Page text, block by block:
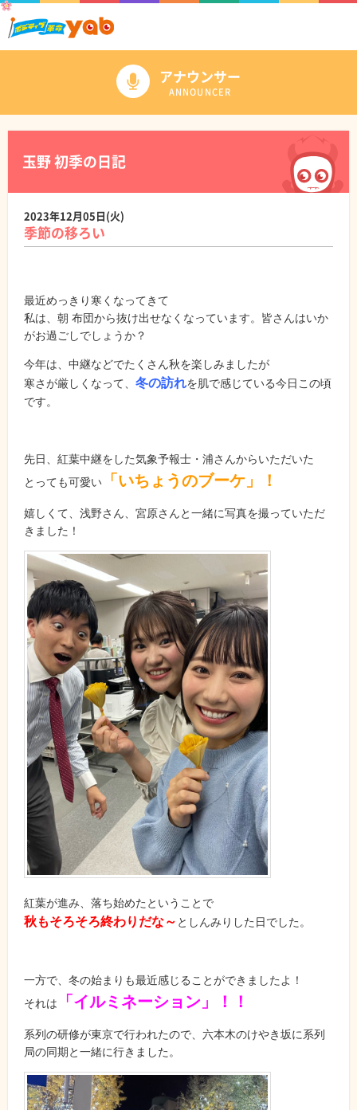
アナウンサー
ANNOUNCER
玉野 初季の日記
2023年12月05日(火)
季節の移ろい
最近めっきり寒くなってきて
私は、朝 布団から抜け出せなくなっています。皆さんはいか
がお過ごしでしょうか？
今年は、中継などでたくさん秋を楽しみましたが
寒さが厳しくなって、 冬の訪れを肌で感じている今日この頃
です。
先日、紅葉中継をした気象予報士・浦さんからいただいた
とっても可愛い
「いちょうのブーケ」 ！
嬉しくて、浅野さん、宮原さんと一緒に写真を撮っていただ
きました！
紅葉が進み、落ち始めたということで
秋もそろそろ終わりだな～ としんみりした日でした。
一方で、冬の始まりも最近感じることができましたよ！
それは
「イルミネーション」！！
系列の研修が東京で行われたので、六本木のけやき坂に系列
局の同期と一緒に行きました。